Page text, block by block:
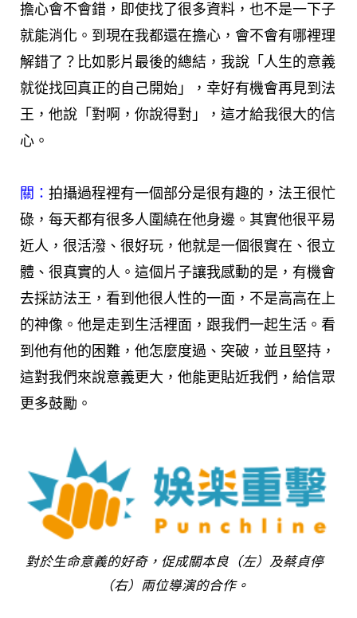
擔心會不會錯，即使找了很多資料，也不是一下子
就能消化。到現在我都還在擔心，會不會有哪裡理
解錯了？比如影片最後的總結，我說「人生的意義
就從找回真正的自己開始」，幸好有機會再見到法
王，他說「對啊，你說得對」，這才給我很大的信
心。
關： 拍攝過程裡有一個部分是很有趣的，法王很忙
碌，每天都有很多人圍繞在他身邊。其實他很平易
近人，很活潑、很好玩，他就是一個很實在、很立
體、很真實的人。這個片子讓我感動的是，有機會
去採訪法王，看到他很人性的一面，不是高高在上
的神像。他是走到生活裡面，跟我們一起生活。看
到他有他的困難，他怎麼度過、突破，並且堅持，
這對我們來說意義更大，他能更貼近我們，給信眾
更多鼓勵。
對於生命意義的好奇，促成關本良（左）及蔡貞停
（右）兩位導演的合作。